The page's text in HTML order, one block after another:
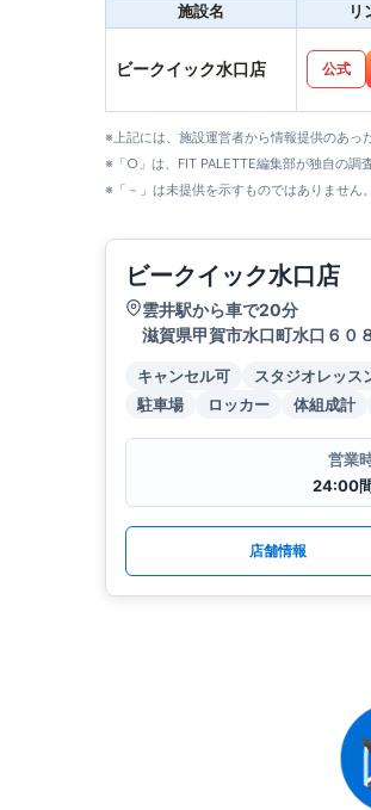
施設名 リ
ビークイック水口店 公式
※上記には、施設運営者から情報提供のあっ
※「○」は、FIT PALETTE編集部が独自の調
※「－」は未提供を示すものではありません
ビークイック水口店
雲井駅から車で20分
滋賀県甲賀市水口町水口６０
キャンセル可 スタジオレッス
駐車場
ロッカー 体組成計
営業
24:00
店舗情報